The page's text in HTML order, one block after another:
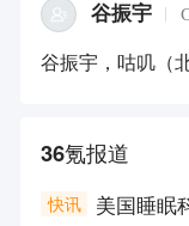
谷振宇
谷振宇，咕叽（
36氪报道
美国睡眠
快讯